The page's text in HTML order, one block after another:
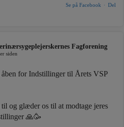
Se på Facebook · Del
Fagforening
siden
for Indstillinger til Årets VSP
og glæder os til at modtage jeres
🙏🥳